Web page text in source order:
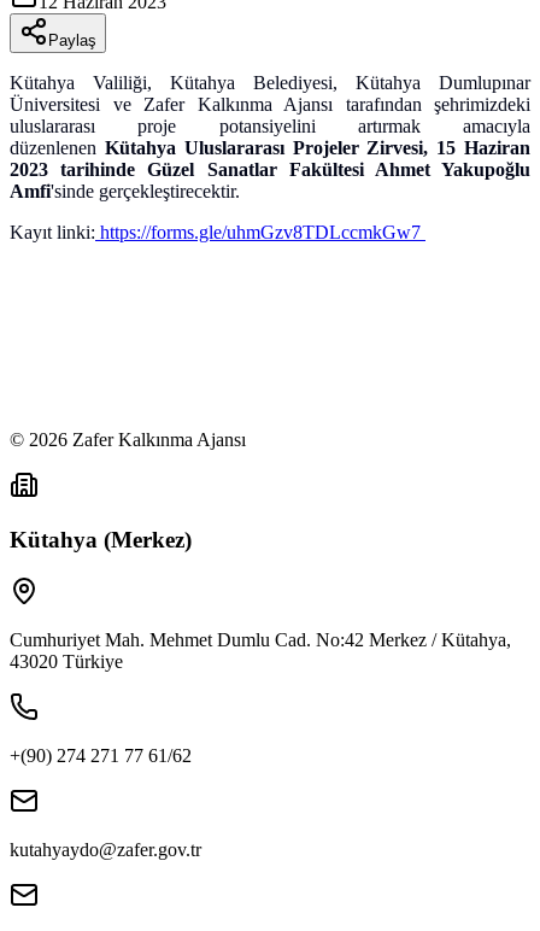
Paylaş
Kütahya Valiliği, Kütahya Belediyesi, Kütahya Dumlupınar
Üniversitesi ve Zafer Kalkınma Ajansı tarafından şehrimizdeki
uluslararası proje potansiyelini artırmak amacıyla
düzenlenen Kütahya Uluslararası Projeler Zirvesi, 15 Haziran
2023 tarihinde Güzel Sanatlar Fakültesi Ahmet Yakupoğlu
Amfi'sinde gerçekleştirecektir.
Kayıt linki: https://forms.gle/uhmGzv8TDLccmkGw7
© 2026 Zafer Kalkınma Ajansı
Kütahya (Merkez)
Cumhuriyet Mah. Mehmet Dumlu Cad. No:42 Merkez / Kütahya,
43020 Türkiye
+(90) 274 271 77 61/62
kutahyaydo@zafer.gov.tr